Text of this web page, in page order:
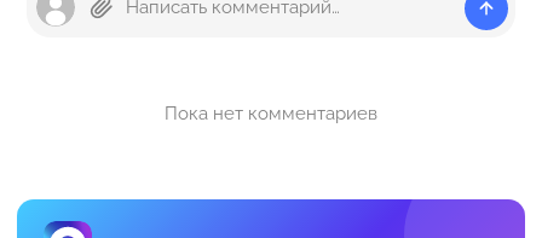
Пока нет комментариев